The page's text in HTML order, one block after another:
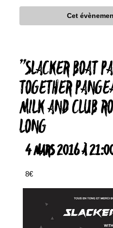
Cet
”SLACKER BOAT
TOGETHER
MILK AND CLUB
LONG
4 MARS 2016 À
8€